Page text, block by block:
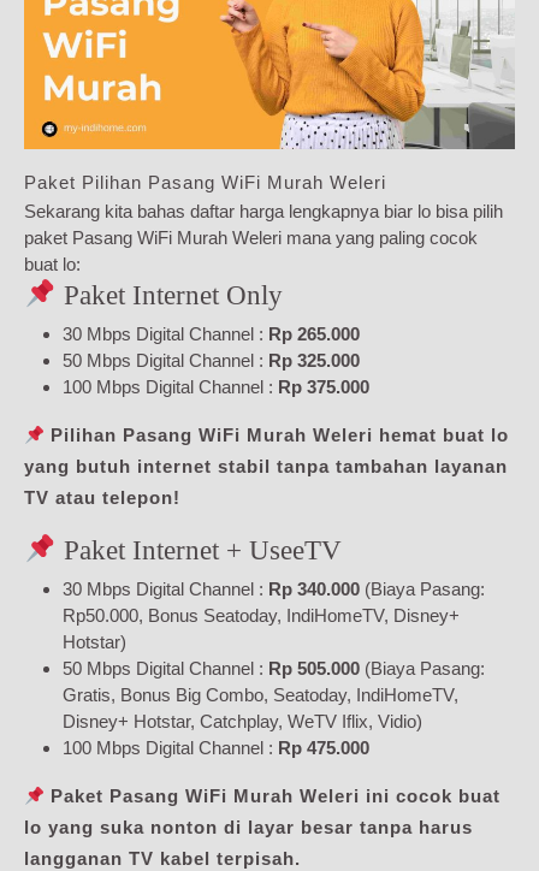
Paket Pilihan Pasang WiFi Murah Weleri
Sekarang kita bahas daftar harga lengkapnya biar lo bisa pilih
paket Pasang WiFi Murah Weleri mana yang paling cocok
buat lo:
Paket Internet Only
30 Mbps Digital Channel : Rp 265.000
50 Mbps Digital Channel : Rp 325.000
100 Mbps Digital Channel : Rp 375.000
Pilihan Pasang WiFi Murah Weleri hemat buat lo
yang butuh internet stabil tanpa tambahan layanan
TV atau telepon!
Paket Internet + UseeTV
30 Mbps Digital Channel : Rp 340.000 (Biaya Pasang:
Rp50.000, Bonus Seatoday, IndiHomeTV, Disney+
Hotstar)
50 Mbps Digital Channel : Rp 505.000 (Biaya Pasang:
Gratis, Bonus Big Combo, Seatoday, IndiHomeTV,
Disney+ Hotstar, Catchplay, WeTV Iflix, Vidio)
100 Mbps Digital Channel : Rp 475.000
Paket Pasang WiFi Murah Weleri ini cocok buat
lo yang suka nonton di layar besar tanpa harus
langganan TV kabel terpisah.